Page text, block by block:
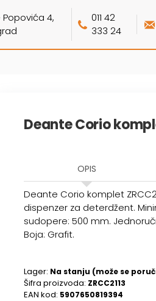
Popovića 4,
011 42
333 24
Deante Corio
OPIS
Deante Corio komplet
dispenzer za deterdžent.
sudopere: 500 mm.
Boja: Grafit.
Lager: Na stanju (može se
Šifra proizvoda: ZRCC2113
EAN kod: 5907650819394